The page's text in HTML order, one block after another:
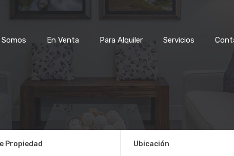
En Venta Servicios
Somos En Venta Para Alquiler Servicios
Propiedad Ubicación